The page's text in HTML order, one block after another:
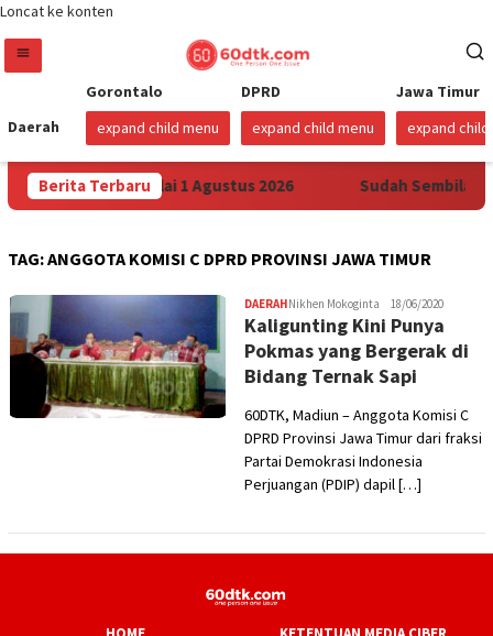
Loncat ke konten
Daerah
Gorontalo
expand child menu
DPRD
expand child menu
Jawa Timur
expand child
Berita Terbaru
di Sulawesi Mulai 1 Agustus 2026 Sudah Sembilan
TAG:ANGGOTA KOMISI C DPRD PROVINSI JAWA TIMUR
DAERAHNikhen Mokoginta 18/06/2020
Kaligunting Kini Punya
Pokmas yang Bergerak di
Bidang Ternak Sapi
60DTK, Madiun – Anggota Komisi C
DPRD Provinsi Jawa Timur dari fraksi
Partai Demokrasi Indonesia
Perjuangan (PDIP) dapil […]